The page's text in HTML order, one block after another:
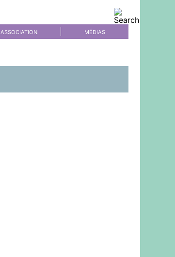
ASSOCIATION MÉDIAS